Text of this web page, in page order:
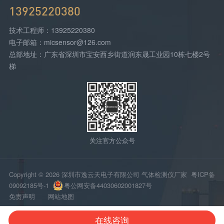
13925220380
技术工程师：13925220380
电子邮箱：micsensor@126.com
总部地址：广东省深圳市宝安西乡街道润东晟工业园10栋七楼2号
梯
关注官方公众号
Copyright © 2026 深圳市逸云天电子有限公司 气体检测仪厂家 粤ICP备
09092185号-1
粤公网安备44030602001827号
免责声明
网站地图
在线咨询